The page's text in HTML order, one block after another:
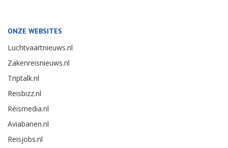
ONZE WEBSITES
Luchtvaartnieuws.nl
Zakenreisnieuws.nl
Triptalk.nl
Reisbizz.nl
Reismedia.nl
Aviabanen.nl
Reisjobs.nl